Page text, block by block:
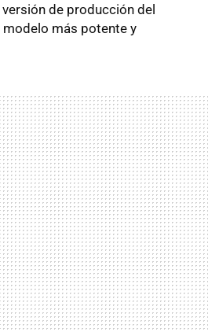
de producción del
modelo más potente y